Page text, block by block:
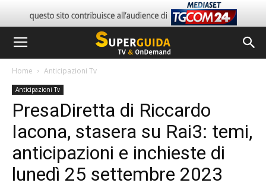
Home Anticipazioni Tv
Anticipazioni Tv
PresaDiretta di Riccardo
Iacona, stasera su Rai3: temi,
anticipazioni e inchieste di
lunedì 25 settembre 2023